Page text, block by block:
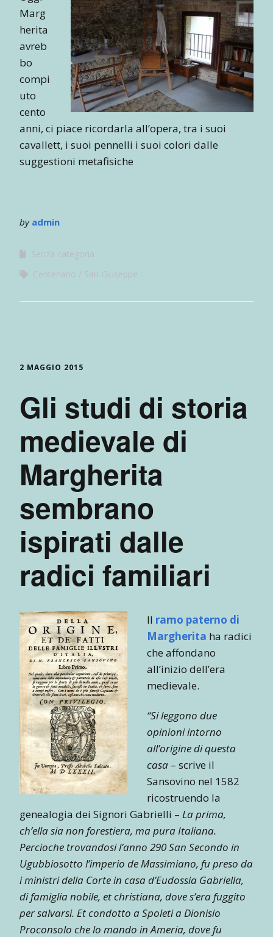
Marg
herita
avreb
bo
compi
uto
cento
anni, ci piace ricordarla all’opera, tra i suoi
cavallett, i suoi pennelli i suoi colori dalle
suggestioni metafisiche
by admin
Senza categoria
Centenario
San Giuseppe
2 MAGGIO 2015
Gli studi di storia
medievale di
Margherita
sembrano
ispirati dalle
radici familiari
Il ramo paterno di
Margherita ha radici
che affondano
all’inizio dell’era
medievale.
“Si leggono due
opinioni intorno
all’origine di questa
casa – scrive il
Sansovino nel 1582
ricostruendo la
genealogia dei Signori Gabrielli – La prima,
ch’ella sia non forestiera, ma pura Italiana.
Percioche trovandosi l’anno 290 San Secondo in
Ugubbiosotto l’imperio de Massimiano, fu preso da
i ministri della Corte in casa d’Eudossia Gabriella,
di famiglia nobile, et christiana, dove s’era fuggito
per salvarsi. Et condotto a Spoleti a Dionisio
Proconsolo che lo mando in Ameria, dove fu